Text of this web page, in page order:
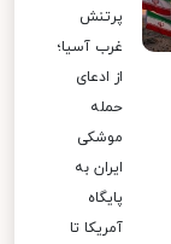
پرتنش
غرب آسیا؛
از ادعای
حمله
موشکی
ایران به
پایگاه
آمریکا تا